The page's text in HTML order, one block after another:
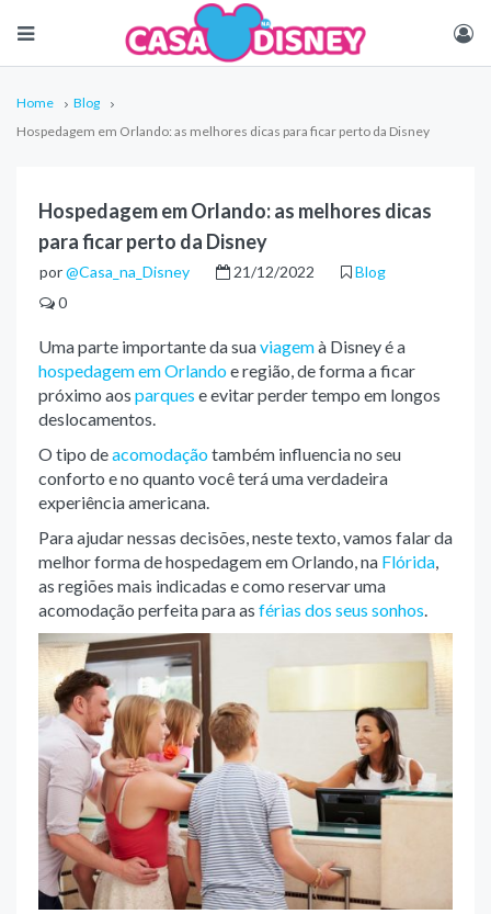
Home
Blog
Hospedagem em Orlando: as melhores dicas para ficar perto da Disney
Hospedagem em Orlando: as melhores dicas
para ficar perto da Disney
por@Casa_na_Disney 21/12/2022
Blog
0
Uma parte importante da suaviagemà Disney é a
hospedagem em Orlandoe região, de forma a ficar
próximo aos parques e evitar perder tempo em longos
deslocamentos.
O tipo deacomodaçãotambém influencia no seu
conforto e no quanto você terá uma verdadeira
experiência americana.
Para ajudar nessas decisões, neste texto, vamos falar da
melhor forma de hospedagem em Orlando, na Flórida,
as regiões mais indicadas e como reservar uma
acomodação perfeita para as férias dos seus sonhos.